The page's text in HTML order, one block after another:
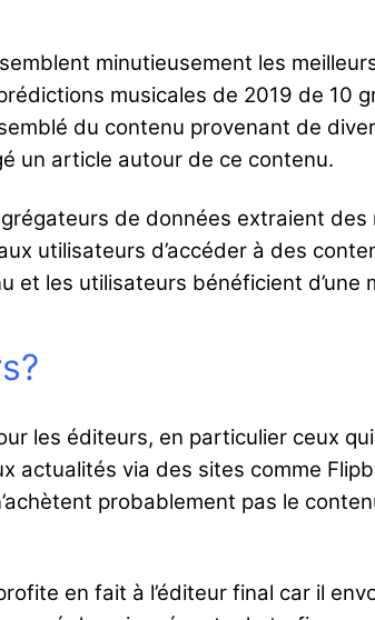
minutieusement les
musicales de 2019 de 10
du contenu provenant de
un article autour de ce contenu.
de données extraient
utilisateurs d’accéder à des
et les utilisateurs bénéficient d’une
les éditeurs, en particulier ceux
via des sites comme
probablement pas le
en fait à l’éditeur final car il